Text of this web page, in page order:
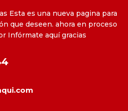
Esta es una nueva pagina para
que deseen. ahora en proceso
Infórmate aquí gracias